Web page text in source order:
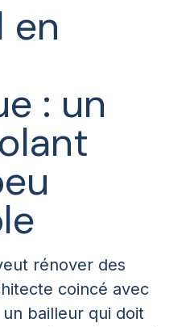
en
: un
rénover des
coincé avec
bailleur qui doit